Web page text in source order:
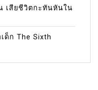
เสียชีวิตกะทันหันใน
ด็ก The Sixth